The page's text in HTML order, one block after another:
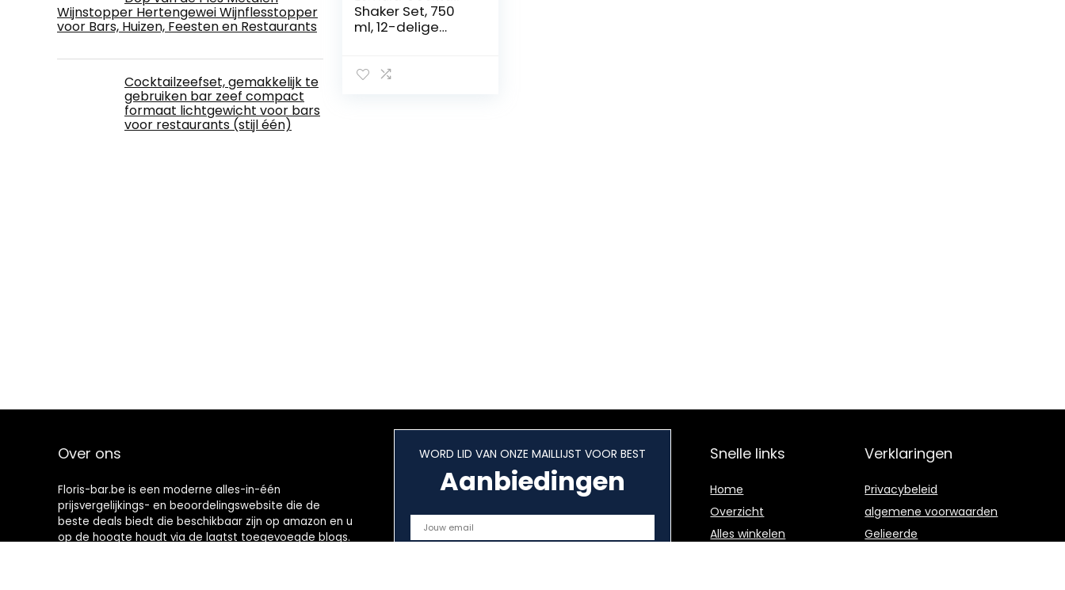
Wijnstopper Hertengewei Wijnflesstopper
voor Bars, Huizen, Feesten en Restaurants
Cocktailzeefset, gemakkelijk te
gebruiken bar zeef compact
formaat lichtgewicht voor bars
voor restaurants (stijl één)
Shaker Set, 750
ml, 12-delige
professionele
Over ons
Floris-bar.be is een moderne alles-in-één
prijsvergelijkings- en beoordelingswebsite die de
beste deals biedt die beschikbaar zijn op amazon en u
op de hoogte houdt via de laatst toegevoegde blogs.
WORD LID VAN ONZE MAILLIJST VOOR BEST
Aanbiedingen
Snelle links
Home
Overzicht
Alles winkelen
Verklaringen
Privacybeleid
algemene voorwaarden
Gelieerde